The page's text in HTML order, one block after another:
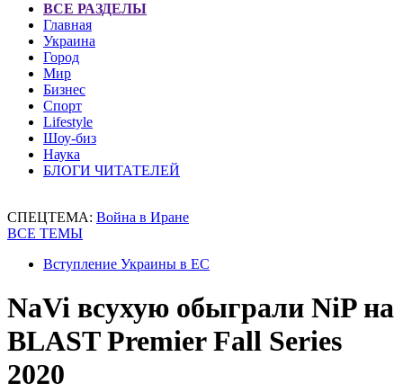
ВСЕ РАЗДЕЛЫ
Главная
Украина
Город
Мир
Бизнес
Спорт
Lifestyle
Шоу-биз
Наука
БЛОГИ ЧИТАТЕЛЕЙ
СПЕЦТЕМА: Война в Иране
ВСЕ ТЕМЫ
Вступление Украины в ЕС
NaVi всухую обыграли NiP на
BLAST Premier Fall Series
2020